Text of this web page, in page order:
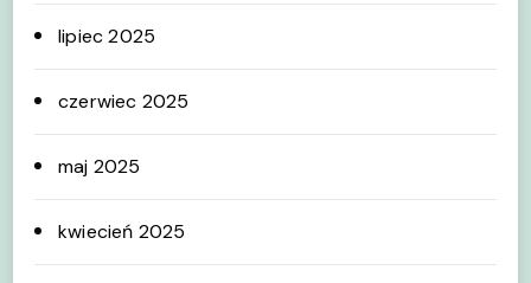
lipiec 2025
czerwiec 2025
maj 2025
kwiecień 2025